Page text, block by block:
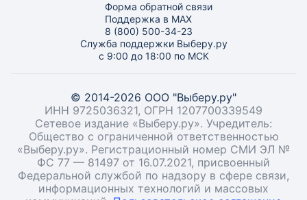
Форма обратной связи
Поддержка в MAX
8 (800) 500-34-23
Служба поддержки Выберу.ру
с 9:00 до 18:00 по МСК
© 2014-2026 ООО "Выберу.ру"
ИНН 9725036321, ОГРН 1207700339549
Сетевое издание «Выберу.ру». Учредитель:
Общество с ограниченной ответственностью
«Выберу.ру». Регистрационный номер СМИ ЭЛ №
ФС 77 — 81497 от 16.07.2021, присвоенный
Федеральной службой по надзору в сфере связи,
информационных технологий и массовых